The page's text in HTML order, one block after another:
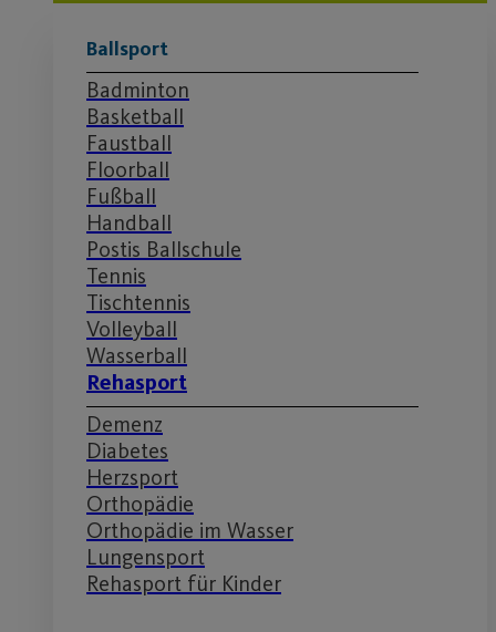
Ballsport
Badminton
Basketball
Faustball
Floorball
Fußball
Handball
Postis Ballschule
Tennis
Tischtennis
Volleyball
Wasserball
Rehasport
Demenz
Diabetes
Herzsport
Orthopädie
Orthopädie im Wasser
Lungensport
Rehasport für Kinder